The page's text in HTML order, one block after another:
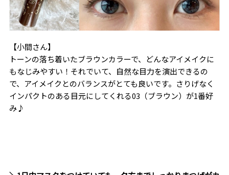
【小間さん】
トーンの落ち着いたブラウンカラーで、どんなアイメイクに
もなじみやすい！それでいて、自然な目力を演出できるの
で、アイメイクとのバランスがとても良いです。さりげなく
インパクトのある目元にしてくれる03 （ブラウン）が1番好
み♪